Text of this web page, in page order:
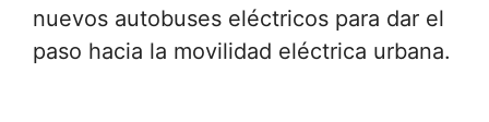
nuevos autobuses eléctricos para dar el
paso hacia la movilidad eléctrica urbana.